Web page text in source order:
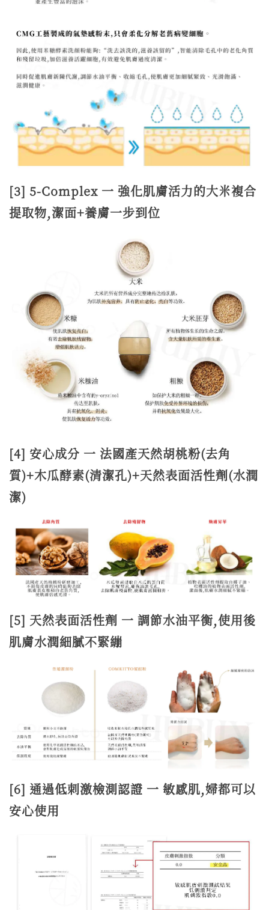
[3] 5-Complex 一 強化肌膚活力的大米複合
提取物,潔面+養膚一步到位
[4] 安心成分 一 法國產天然胡桃粉(去角
質)+木瓜酵素(清潔孔)+天然表面活性劑(水潤
潔)
[5] 天然表面活性劑 一 調節水油平衡,使用後
肌膚水潤細膩不緊繃
[6] 通過低刺激檢測認證 一 敏感肌,婦都可以
安心使用